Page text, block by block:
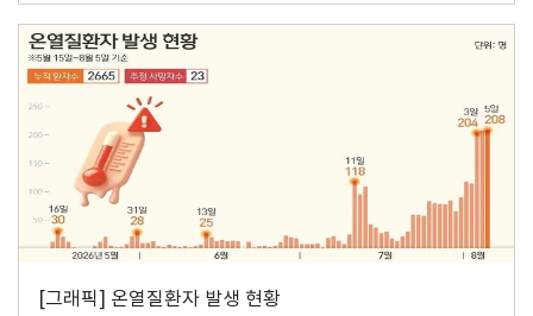
[그래픽] 온열질환자 발생 현황